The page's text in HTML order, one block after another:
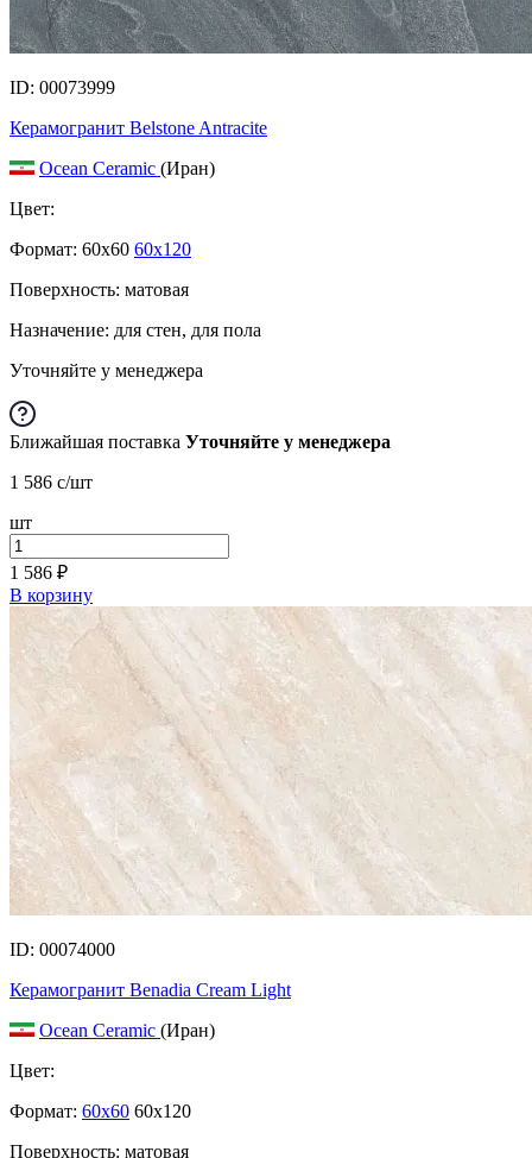
ID: 00073999
Керамогранит Belstone Antracite
Ocean Ceramic (Иран)
Цвет:
Формат: 60x60 60x120
Поверхность: матовая
Назначение: для стен, для пола
Уточняйте у менеджера
Ближайшая поставка Уточняйте у менеджера
1 586 c/шт
шт
1 586 ₽
В корзину
ID: 00074000
Керамогранит Benadia Cream Light
Ocean Ceramic (Иран)
Цвет:
Формат: 60x60 60x120
Поверхность: матовая